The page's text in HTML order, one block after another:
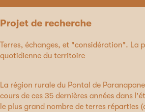
Projet de recherche
Terres, échanges, et "considération". La
quotidienne du territoire
La région rurale du Pontal de
cours de ces 35 dernières années dans
le plus grand nombre de terres réparties